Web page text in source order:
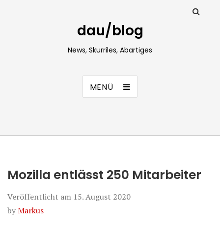
dau/blog
News, Skurriles, Abartiges
MENÜ
Mozilla entlässt 250 Mitarbeiter
Veröffentlicht am 15. August 2020
byMarkus